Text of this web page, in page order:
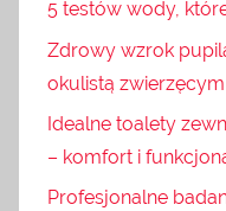
5 testów wody,
Zdrowy wzrok
okulistą zwierzęcym
Idealne toalety
– komfort i
Profesjonalne